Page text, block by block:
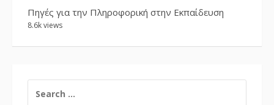
Πηγές για την Πληροφορική στην Εκπαίδευση
8.6k views
FOR: